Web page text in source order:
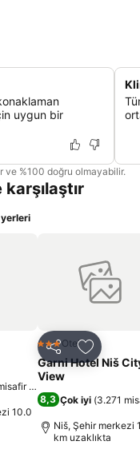
uygun bir
ve %100 doğru olmayabilir.
ekle
puanı
10.0
Paylaş
3 YıldızOtel
Garni Hotel Niš
View
8,3 Çok iyi (3.271
Niš, Şehir merkezi
km uzaklıkta